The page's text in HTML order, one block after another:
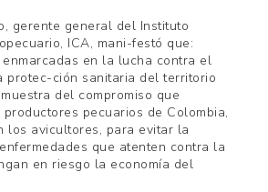
gerente general del Instituto
ICA, mani-festó que:
enmarcadas en la lucha contra el
protec-ción sanitaria del territorio
del compromiso que
pecuarios de Colombia,
los avicultores, para evitar la
que atenten contra la
en riesgo la economía del